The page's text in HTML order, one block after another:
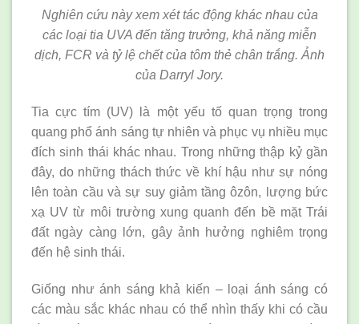
Nghiên cứu này xem xét tác động khác nhau của
các loại tia UVA đến tăng trưởng, khả năng miễn
dịch, FCR và tỷ lệ chết của tôm thẻ chân trắng. Ảnh
của Darryl Jory.
Tia cực tím (UV) là một yếu tố quan trọng trong
quang phổ ánh sáng tự nhiên và phục vụ nhiều mục
đích sinh thái khác nhau. Trong những thập kỷ gần
đây, do những thách thức về khí hậu như sự nóng
lên toàn cầu và sự suy giảm tầng ôzôn, lượng bức
xạ UV từ môi trường xung quanh đến bề mặt Trái
đất ngày càng lớn, gây ảnh hưởng nghiêm trọng
đến hệ sinh thái.
Giống như ánh sáng khả kiến – loại ánh sáng có
các màu sắc khác nhau có thể nhìn thấy khi có cầu